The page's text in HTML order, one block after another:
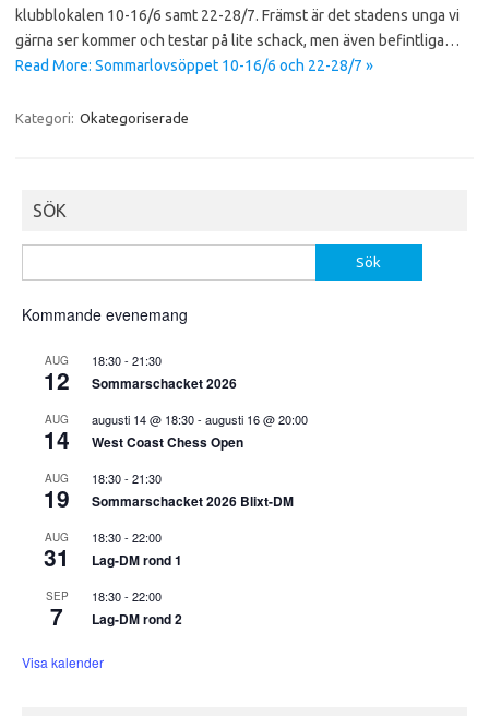
klubblokalen 10-16/6 samt 22-28/7. Främst är det stadens unga vi
gärna ser kommer och testar på lite schack, men även befintliga…
Read More: Sommarlovsöppet 10-16/6 och 22-28/7 »
Kategori: Okategoriserade
SÖK
efter:
Kommande evenemang
AUG
12
18:30- 21:30
Sommarschacket 2026
AUG
14
augusti 14 @ 18:30- augusti 16 @ 20:00
West Coast Chess Open
AUG
19
18:30- 21:30
Sommarschacket 2026 Blixt-DM
AUG
31
18:30- 22:00
Lag-DM rond 1
SEP
7
18:30- 22:00
Lag-DM rond 2
Visa kalender